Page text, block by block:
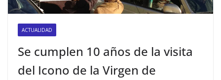
ACTUALIDAD
Se cumplen 10 años de la visita
del Icono de la Virgen de